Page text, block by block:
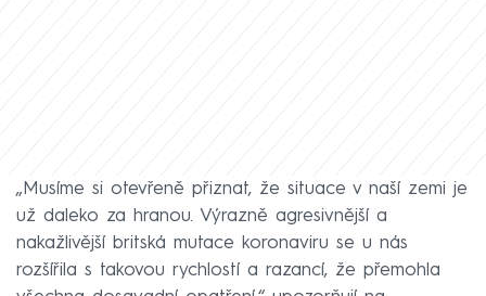
„Musíme si otevřeně přiznat, že situace v naší zemi je
už daleko za hranou. Výrazně agresivnější a
nakažlivější britská mutace koronaviru se u nás
rozšířila s takovou rychlostí a razancí, že přemohla